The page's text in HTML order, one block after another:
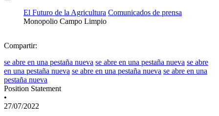
El Futuro de la Agricultura Comunicados de prensa
Monopolio Campo Limpio
Compartir:
se abre en una pestaña nueva se abre en una pestaña nueva se abre
en una pestaña nueva se abre en una pestaña nueva se abre en una
pestaña nueva
Position Statement
•
27/07/2022